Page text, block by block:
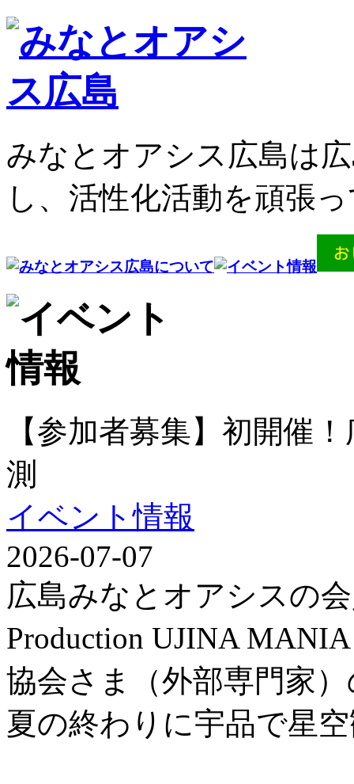
みなとオアシス広島は
し、活性化活動を頑張
【参加者募集】初開催
測
イベント情報
2026-07-07
広島みなとオアシスの
Production UJINA
協会さま（外部専門家
夏の終わりに宇品で星